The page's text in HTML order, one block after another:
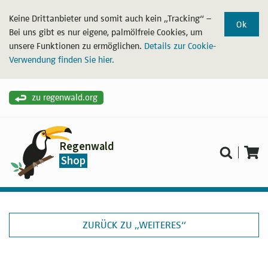
Ok
Keine Drittanbieter und somit auch kein „Tracking“ –
Bei uns gibt es nur eigene, palmölfreie Cookies, um
unsere Funktionen zu ermöglichen. Details zur Cookie-
Verwendung finden Sie hier.
zu regenwald.org
Regenwald
Shop
ZURÜCK ZU „WEITERES“